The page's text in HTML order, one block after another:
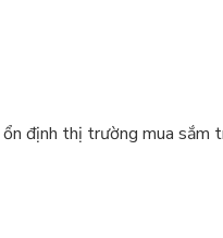
định thị trường mua